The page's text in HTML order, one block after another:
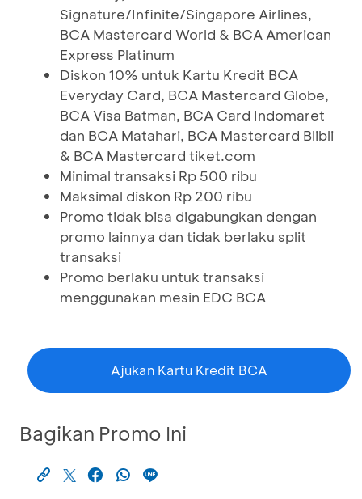
Signature/Infinite/Singapore Airlines,
BCA Mastercard World & BCA American
Express Platinum
Diskon 10% untuk Kartu Kredit BCA
Everyday Card, BCA Mastercard Globe,
BCA Visa Batman, BCA Card Indomaret
dan BCA Matahari, BCA Mastercard Blibli
& BCA Mastercard tiket.com
Minimal transaksi Rp 500 ribu
Maksimal diskon Rp 200 ribu
Promo tidak bisa digabungkan dengan
promo lainnya dan tidak berlaku split
transaksi
Promo berlaku untuk transaksi
menggunakan mesin EDC BCA
Ajukan Kartu Kredit BCA
Bagikan Promo Ini